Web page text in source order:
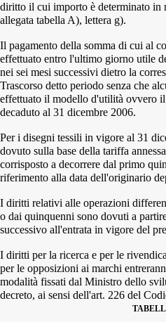
diritto il cui importo è determinato in
allegata tabella A), lettera g).
Il pagamento della somma di cui al
effettuato entro l'ultimo giorno utile
nei sei mesi successivi dietro la
Trascorso detto periodo senza che
effettuato il modello d'utilità ovvero
decaduto al 31 dicembre 2006.
Per i disegni tessili in vigore al 31
dovuto sulla base della tariffa
corrisposto a decorrere dal primo
riferimento alla data dell'originario
I diritti relativi alle operazioni
o dai quinquenni sono dovuti a
successivo all'entrata in vigore del
I diritti per la ricerca e per le
per le opposizioni ai marchi
modalità fissati dal Ministro dello
decreto, ai sensi dell'art. 226 del